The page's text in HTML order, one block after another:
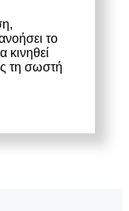
το
κινηθεί
τη σωστή